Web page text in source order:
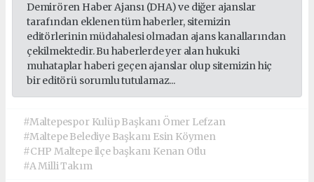
Demirören Haber Ajansı (DHA) ve diğer ajanslar
tarafından eklenen tüm haberler, sitemizin
editörlerinin müdahalesi olmadan ajans kanallarından
çekilmektedir. Bu haberlerde yer alan hukuki
muhataplar haberi geçen ajanslar olup sitemizin hiç
bir editörü sorumlu tutulamaz...
#Maltepespor Kulüp Başkanı Ömer Lefzan
#Maltepe Belediye Başkanı Esin Köymen
#CHP Maltepe ilçe başkanı Kenan Otlu
#A Milli Takım